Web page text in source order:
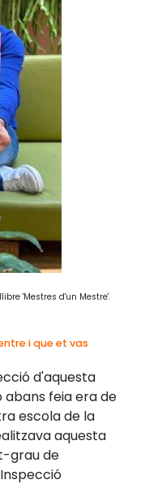
'Mestres d'un Mestre'.
i que et vas
d'aquesta
abans feia era de
escola de la
aquesta
grau de